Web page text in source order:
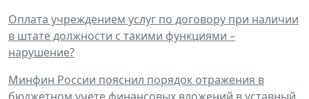
Оплата учреждением услуг по договору при наличии
в штате должности с такими функциями –
нарушение?
Минфин России пояснил порядок отражения в